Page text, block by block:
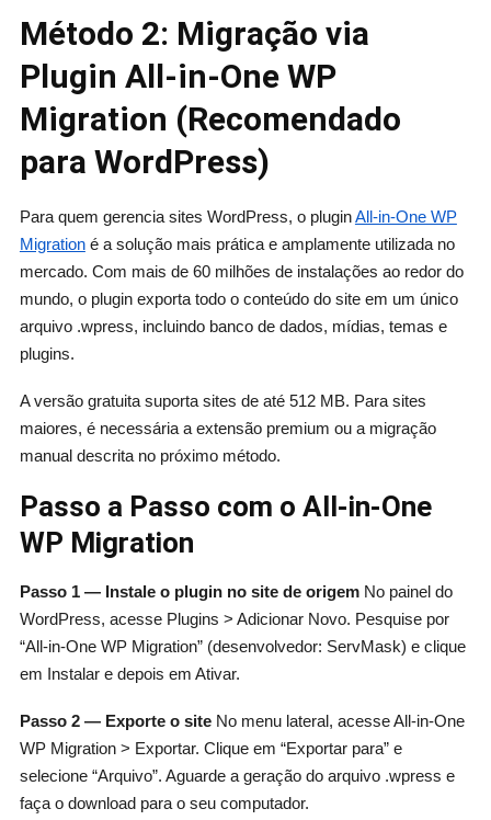
Método 2: Migração via
Plugin All-in-One WP
Migration (Recomendado
para WordPress)
Para quem gerencia sites WordPress, o pluginAll-in-One WP
Migrationé a solução mais prática e amplamente utilizada no
mercado. Com mais de 60 milhões de instalações ao redor do
mundo, o plugin exporta todo o conteúdo do site em um único
arquivo .wpress, incluindo banco de dados, mídias, temas e
plugins.
A versão gratuita suporta sites de até 512 MB. Para sites
maiores, é necessária a extensão premium ou a migração
manual descrita no próximo método.
Passo a Passo com o All-in-One
WP Migration
Passo 1 — Instale o plugin no site de origemNo painel do
WordPress, acesse Plugins > Adicionar Novo. Pesquise por
“All-in-One WP Migration” (desenvolvedor: ServMask) e clique
em Instalar e depois em Ativar.
Passo 2 — Exporte o siteNo menu lateral, acesse All-in-One
WP Migration > Exportar. Clique em “Exportar para” e
selecione “Arquivo”. Aguarde a geração do arquivo .wpress e
faça o download para o seu computador.